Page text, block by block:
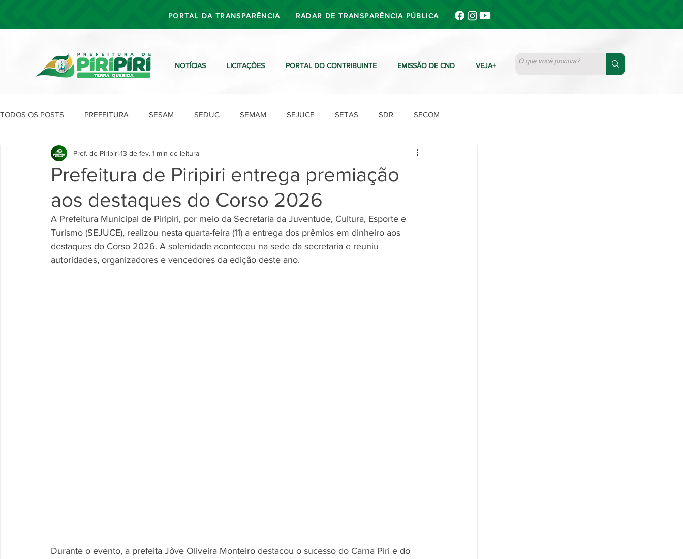
PORTAL DA TRANSPARÊNCIA RADAR DE TRANSPARÊNCIA PÚBLICA
NOTÍCIAS LICITAÇÕES PORTAL DO CONTRIBUINTE EMISSÃO DE CND VEJA+
TODOS OS POSTS PREFEITURA SESAM SEDUC SEMAM SEJUCE SETAS SDR SECOM
SEAD SEGOV SEPLAN SDU Ouvidoria
Prefeitura de Piripiri entrega premiação
aos destaques do Corso 2026
Pref. de Piripiri13 de fev. 1 min de leitura
A Prefeitura Municipal de Piripiri, por meio da Secretaria da Juventude, Cultura, Esporte e
Turismo (SEJUCE), realizou nesta quarta-feira (11) a entrega dos prêmios em dinheiro aos
destaques do Corso 2026. A solenidade aconteceu na sede da secretaria e reuniu
autoridades, organizadores e vencedores da edição deste ano.
Durante o evento, a prefeita Jôve Oliveira Monteiro destacou o sucesso do Carna Piri e do